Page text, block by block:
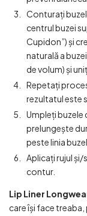
Conturați
centrul buzei
Cupidon”) și
naturală a
de volum) și
Repetați
rezultatul este
Umpleți buzele
prelungește
peste linia
Aplicați rujul și/
contur.
Lip Liner
care își face